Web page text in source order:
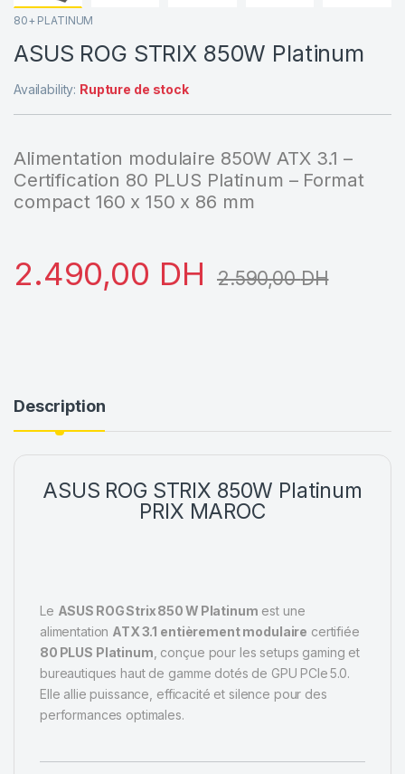
80+ PLATINUM
ASUS ROG STRIX 850W Platinum
Availability: Rupture de stock
Alimentation modulaire 850W ATX 3.1 –
Certification 80 PLUS Platinum – Format
compact 160 x 150 x 86 mm
2.490,00 DH 2.590,00DH
Description
ASUS ROG STRIX 850W Platinum
PRIX MAROC
Le ASUS ROG Strix 850 W Platinum est une
alimentation ATX 3.1 entièrement modulaire certifiée
80 PLUS Platinum , conçue pour les setups gaming et
bureautiques haut de gamme dotés de GPU PCIe 5.0.
Elle allie puissance, efficacité et silence pour des
performances optimales.